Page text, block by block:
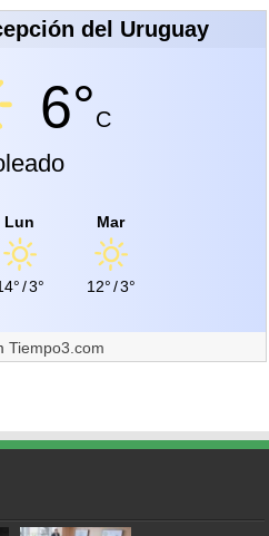
del Uruguay
6°C
Lun
/3°
Mar
12°/3°
Tiempo3.com